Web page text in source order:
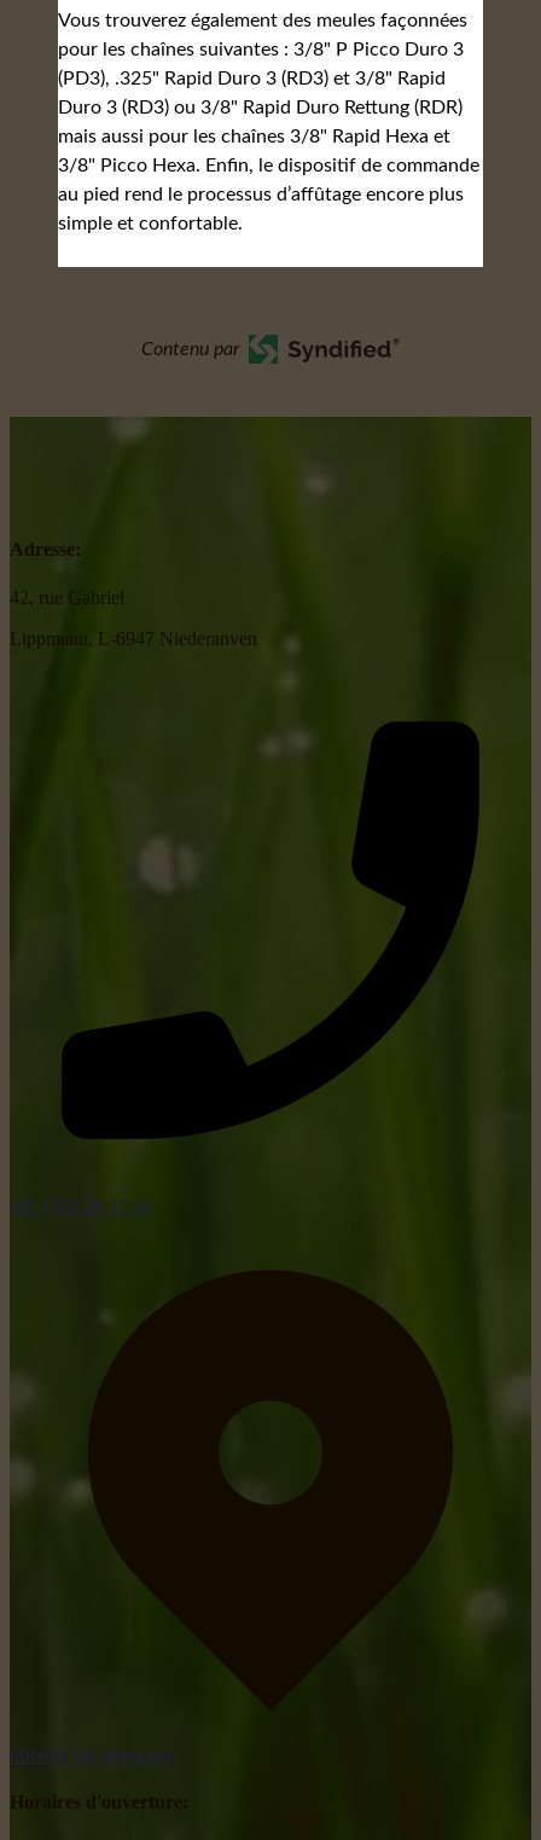
Vous trouverez également des meules façonnées
pour les chaînes suivantes : 3/8" P Picco Duro 3
(PD3), .325" Rapid Duro 3 (RD3) et 3/8" Rapid
Duro 3 (RD3) ou 3/8" Rapid Duro Rettung (RDR)
mais aussi pour les chaînes 3/8" Rapid Hexa et
3/8" Picco Hexa. Enfin, le dispositif de commande
au pied rend le processus d’affûtage encore plus
simple et confortable.
Contenu par
Adresse:
42, rue Gabriel
Lippmann, L-6947 Niederanven
tel: +352 26 15 26
obtenir un itinéraire
Horaires d'ouverture: